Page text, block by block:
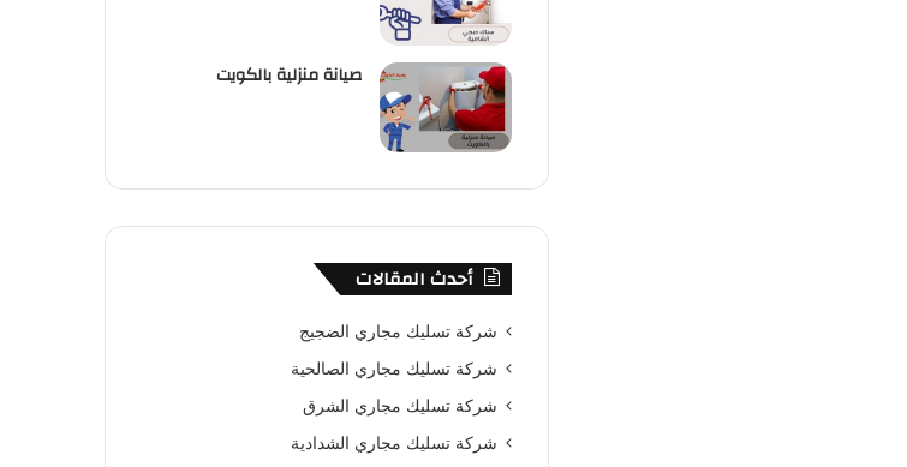
صيانة منزلية بالكويت
أحدث المقالات
شركة تسليك مجاري الضجيج
شركة تسليك مجاري الصالحية
شركة تسليك مجاري الشرق
شركة تسليك مجاري الشدادية